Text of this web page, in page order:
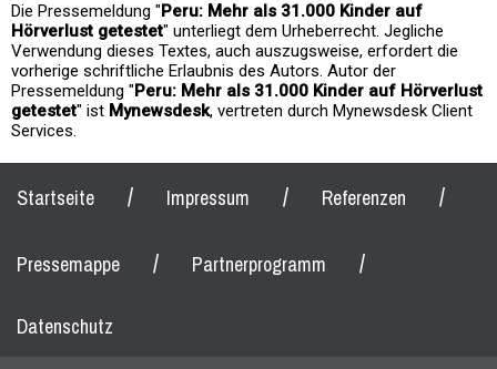
Die Pressemeldung "Peru: Mehr als 31.000 Kinder auf
Hörverlust getestet" unterliegt dem Urheberrecht. Jegliche
Verwendung dieses Textes, auch auszugsweise, erfordert die
vorherige schriftliche Erlaubnis des Autors. Autor der
Pressemeldung "Peru: Mehr als 31.000 Kinder auf Hörverlust
getestet" ist Mynewsdesk, vertreten durch Mynewsdesk Client
Services.
Startseite / Impressum / Referenzen /
Pressemappe / Partnerprogramm /
Datenschutz